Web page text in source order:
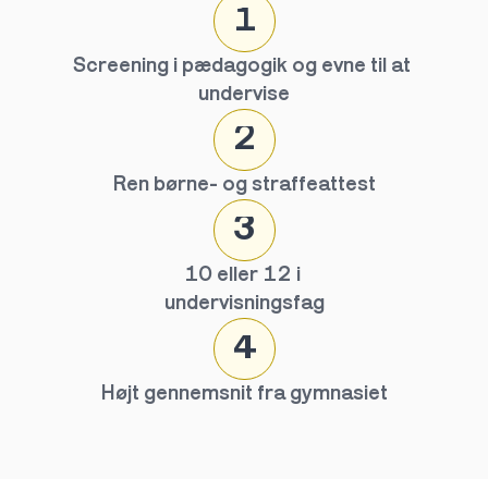
1
Screening i pædagogik og evne til at
undervise
2
Ren børne- og straffeattest
3
10 eller 12 i
undervisningsfag
4
Højt gennemsnit fra gymnasiet